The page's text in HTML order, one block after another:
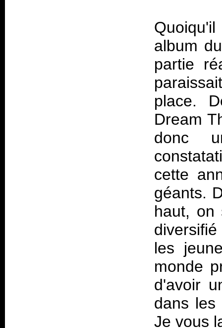
album
partie
place.
Dream
donc
cette
géants.
haut, on
les
monde
d'avoir
dans les